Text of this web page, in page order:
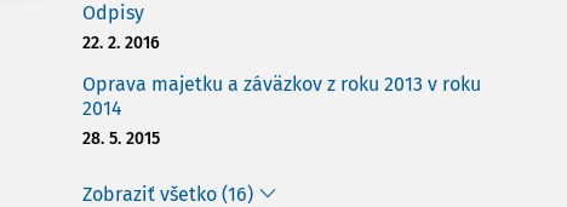
Odpisy
22. 2. 2016
Oprava majetku a záväzkov z roku 2013 v roku
2014
28. 5. 2015
Zobraziť všetko (16)